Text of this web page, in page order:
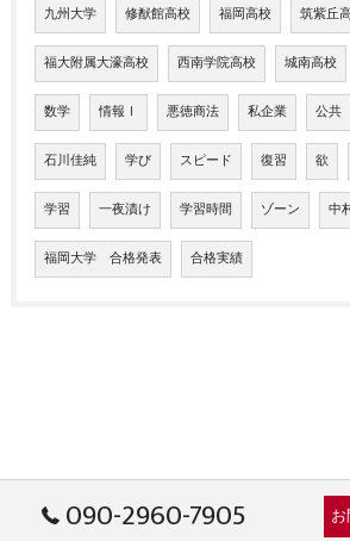
九州大学 修猷館高校 福岡高校 筑紫丘
福大附属大濠高校 西南学院高校 城南高校
数学 情報Ⅰ 悪徳商法 私企業 公共
石川佳純 学び スピード 復習 欲
学習 一夜漬け 学習時間 ゾーン 中
福岡大学 合格発表 合格実績
090-2960-7905